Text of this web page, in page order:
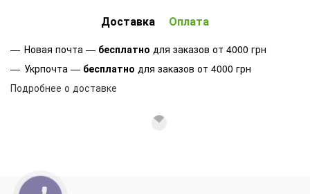
Доставка Оплата
Новая почта — бесплатно для заказов от 4000 грн
Укрпочта — бесплатно для заказов от 4000 грн
Подробнее о доставке